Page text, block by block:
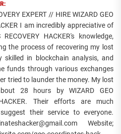
EXPERT // HIRE WIZARD GEO
I am incredibly appreciative of
RECOVERY HACKER's knowledge,
the process of recovering my lost
in blockchain analysis, and
funds through various exchanges
tried to launder the money. My lost
28 hours by WIZARD GEO
HACKER. Their efforts are much
their service to everyone.
Website;